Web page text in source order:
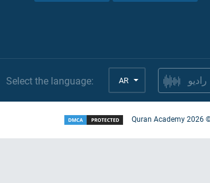
Select the language: AR راديو
2026